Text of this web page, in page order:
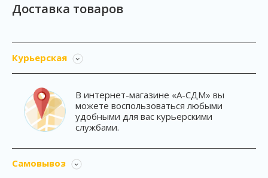
Доставка товаров
Курьерская
В интернет-магазине «А-СДМ» вы
можете воспользоваться любыми
удобными для вас курьерскими
службами.
Самовывоз